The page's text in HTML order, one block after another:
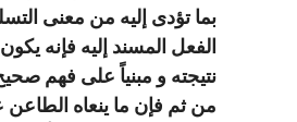
بما تؤدى إليه من معنى
الفعل المسند إليه فإنه
نتيجته و مبنياً على فهم
من ثم فإن ما ينعاه